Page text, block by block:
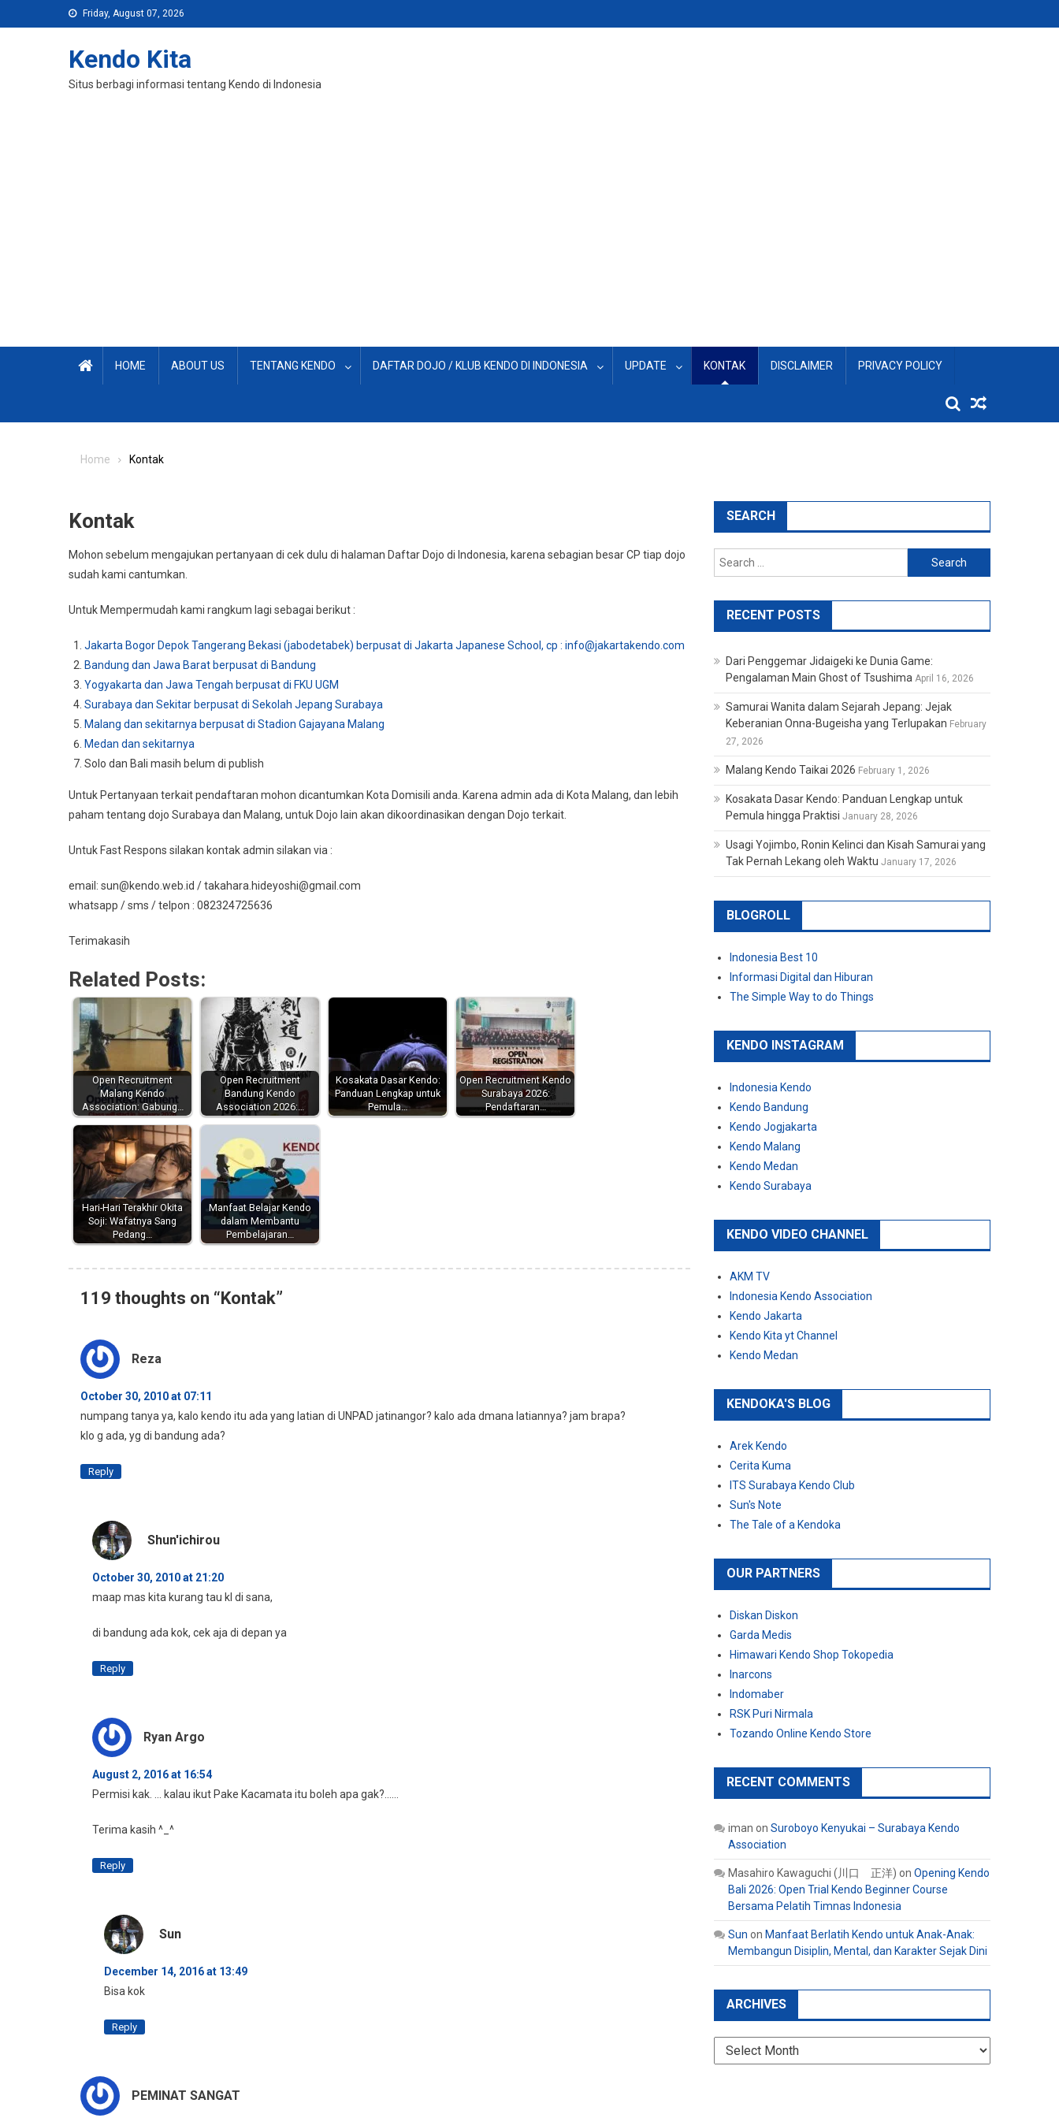
to
Friday, August 07, 2026
Kendo Kita
Situs berbagi informasi tentang Kendo di Indonesia
HOME ABOUT US TENTANG KENDO DAFTAR DOJO / KLUB KENDO DI INDONESIA UPDATE KONTAK DISCLAIMER PRIVACY POLICY
Home Kontak
Kontak
Mohon sebelum mengajukan pertanyaan di cek dulu di halaman Daftar Dojo di Indonesia, karena sebagian besar CP tiap dojo
sudah kami cantumkan.
Untuk Mempermudah kami rangkum lagi sebagai berikut :
Jakarta Bogor Depok Tangerang Bekasi (jabodetabek) berpusat di Jakarta Japanese School, cp : info@jakartakendo.com
Bandung dan Jawa Barat berpusat di Bandung
Yogyakarta dan Jawa Tengah berpusat di FKU UGM
Surabaya dan Sekitar berpusat di Sekolah Jepang Surabaya
Malang dan sekitarnya berpusat di Stadion Gajayana Malang
Medan dan sekitarnya
Solo dan Bali masih belum di publish
Untuk Pertanyaan terkait pendaftaran mohon dicantumkan Kota Domisili anda. Karena admin ada di Kota Malang, dan lebih
paham tentang dojo Surabaya dan Malang, untuk Dojo lain akan dikoordinasikan dengan Dojo terkait.
Untuk Fast Respons silakan kontak admin silakan via :
email: sun@kendo.web.id / takahara.hideyoshi@gmail.com
whatsapp / sms / telpon : 082324725636
Terimakasih
Related Posts:
Open Recruitment
Malang Kendo
Association: Gabung…
Open Recruitment
Bandung Kendo
Association 2026:…
Kosakata Dasar Kendo:
Panduan Lengkap untuk
Pemula…
Open Recruitment Kendo
Surabaya 2026:
Pendaftaran…
Hari-Hari Terakhir Okita
Soji: Wafatnya Sang
Pedang…
Manfaat Belajar Kendo
dalam Membantu
Pembelajaran…
119 thoughts on “Kontak”
Reza
October 30, 2010 at 07:11
numpang tanya ya, kalo kendo itu ada yang latian di UNPAD jatinangor? kalo ada dmana latiannya? jam brapa?
klo g ada, yg di bandung ada?
Reply
Shun'ichirou
October 30, 2010 at 21:20
maap mas kita kurang tau kl di sana,
di bandung ada kok, cek aja di depan ya
Reply
Ryan Argo
August 2, 2016 at 16:54
Permisi kak. … kalau ikut Pake Kacamata itu boleh apa gak?……
Terima kasih ^_^
Reply
Sun
December 14, 2016 at 13:49
Bisa kok
Reply
PEMINAT SANGAT
SEARCH
Search
for:
RECENT POSTS
Dari Penggemar Jidaigeki ke Dunia Game:
Pengalaman Main Ghost of Tsushima April 16, 2026
Samurai Wanita dalam Sejarah Jepang: Jejak
Keberanian Onna-Bugeisha yang Terlupakan February
27, 2026
Malang Kendo Taikai 2026 February 1, 2026
Kosakata Dasar Kendo: Panduan Lengkap untuk
Pemula hingga Praktisi January 28, 2026
Usagi Yojimbo, Ronin Kelinci dan Kisah Samurai yang
Tak Pernah Lekang oleh Waktu January 17, 2026
BLOGROLL
Indonesia Best 10
Informasi Digital dan Hiburan
The Simple Way to do Things
KENDO INSTAGRAM
Indonesia Kendo
Kendo Bandung
Kendo Jogjakarta
Kendo Malang
Kendo Medan
Kendo Surabaya
KENDO VIDEO CHANNEL
AKM TV
Indonesia Kendo Association
Kendo Jakarta
Kendo Kita yt Channel
Kendo Medan
KENDOKA'S BLOG
Arek Kendo
Cerita Kuma
ITS Surabaya Kendo Club
Sun's Note
The Tale of a Kendoka
OUR PARTNERS
Diskan Diskon
Garda Medis
Himawari Kendo Shop Tokopedia
Inarcons
Indomaber
RSK Puri Nirmala
Tozando Online Kendo Store
RECENT COMMENTS
iman on Suroboyo Kenyukai – Surabaya Kendo
Association
Masahiro Kawaguchi (川口 正洋) on Opening Kendo
Bali 2026: Open Trial Kendo Beginner Course
Bersama Pelatih Timnas Indonesia
Sun on Manfaat Berlatih Kendo untuk Anak-Anak:
Membangun Disiplin, Mental, dan Karakter Sejak Dini
ARCHIVES
Archives